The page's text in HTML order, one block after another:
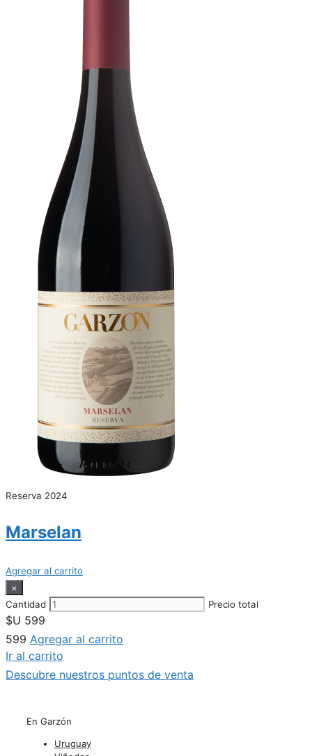
Reserva 2024
Marselan
Agregar al carrito
×
Cantidad
Precio total
$U 599
599 Agregar al carrito
Ir al carrito
Descubre nuestros puntos de venta
En Garzón
Uruguay